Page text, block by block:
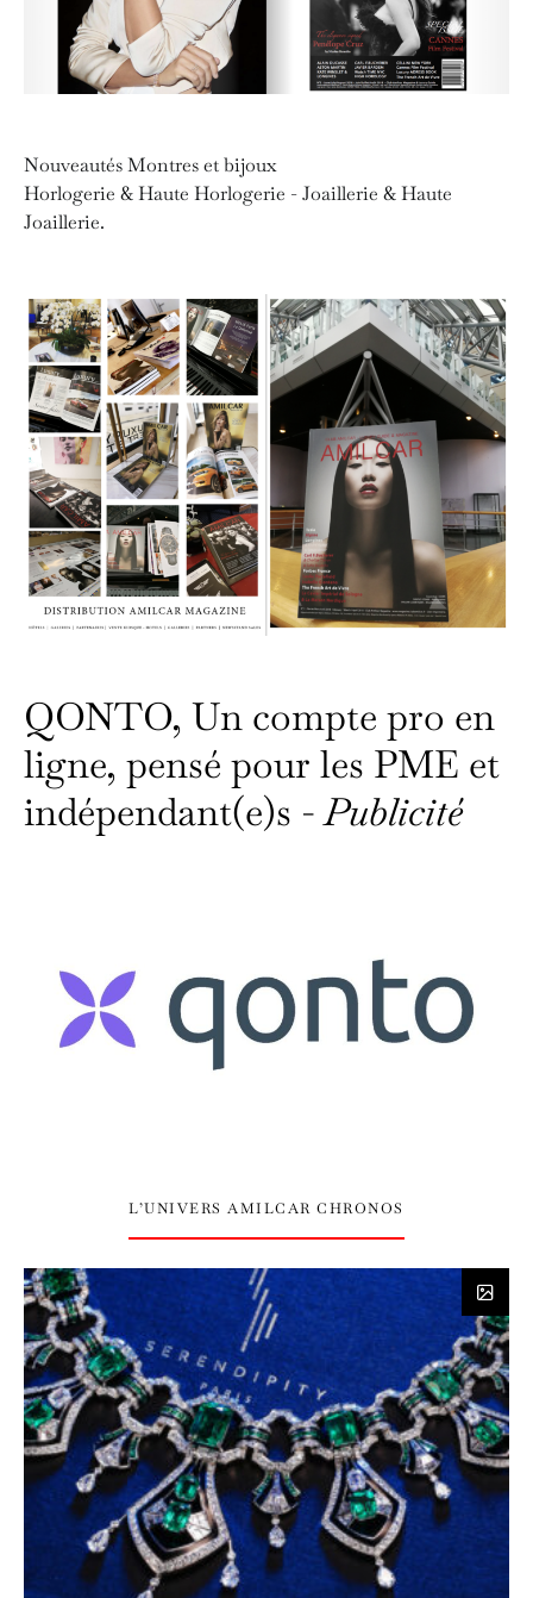
Nouveautés Montres et bijoux
Horlogerie & Haute Horlogerie - Joaillerie & Haute
Joaillerie.
QONTO, Un compte pro en
ligne, pensé pour les PME et
indépendant(e)s -Publicité
L’UNIVERS AMILCAR CHRONOS